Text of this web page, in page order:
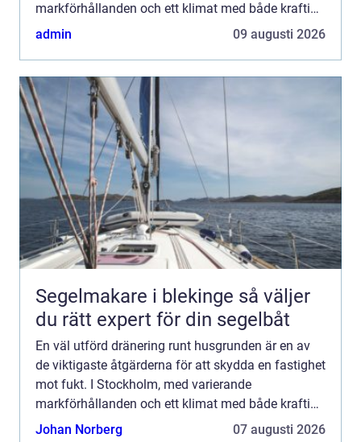
markförhållanden och ett klimat med både kraftiga
regn och tjäle, ställs extra höga krav på planering
admin 09 augusti 2026
Segelmakare i blekinge så väljer
du rätt expert för din segelbåt
En väl utförd dränering runt husgrunden är en av
de viktigaste åtgärderna för att skydda en fastighet
mot fukt. I Stockholm, med varierande
markförhållanden och ett klimat med både kraftiga
regn och tjäle, ställs extra höga krav på planering
Johan Norberg 07 augusti 2026